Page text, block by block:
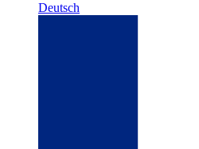
Deutsch